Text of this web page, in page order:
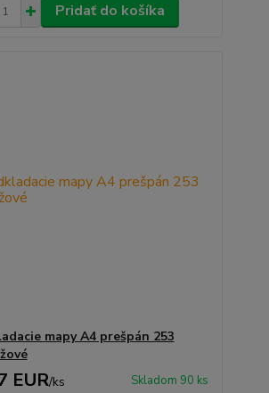
Pridať do košíka
mapy A4 prešpán 253
EUR/ks Skladom 90 ks